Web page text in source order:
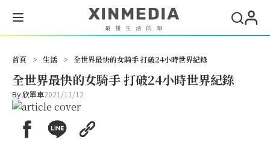
首頁 > 生活 > 全世界最快的女騎手 打破24小時世界紀錄
全世界最快的女騎手 打破24小時世界紀錄
By欣單車2021/11/12